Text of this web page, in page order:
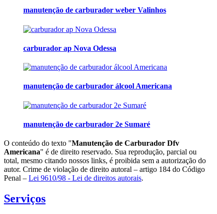
manutenção de carburador weber Valinhos
carburador ap Nova Odessa
manutenção de carburador álcool Americana
manutenção de carburador 2e Sumaré
O conteúdo do texto "Manutenção de Carburador Dfv
Americana" é de direito reservado. Sua reprodução, parcial ou
total, mesmo citando nossos links, é proibida sem a autorização do
autor. Crime de violação de direito autoral – artigo 184 do Código
Penal – Lei 9610/98 - Lei de direitos autorais.
Serviços